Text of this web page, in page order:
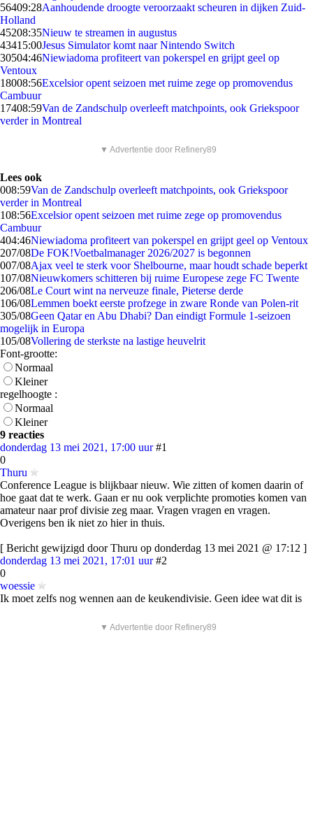
56409:28Aanhoudende droogte veroorzaakt scheuren in dijken Zuid-
Holland
45208:35Nieuw te streamen in augustus
43415:00Jesus Simulator komt naar Nintendo Switch
30504:46Niewiadoma profiteert van pokerspel en grijpt geel op
Ventoux
18008:56Excelsior opent seizoen met ruime zege op promovendus
Cambuur
17408:59Van de Zandschulp overleeft matchpoints, ook Griekspoor
verder in Montreal
▼ Advertentie door Refinery89
Lees ook
008:59Van de Zandschulp overleeft matchpoints, ook Griekspoor
verder in Montreal
108:56Excelsior opent seizoen met ruime zege op promovendus
Cambuur
404:46Niewiadoma profiteert van pokerspel en grijpt geel op Ventoux
207/08De FOK!Voetbalmanager 2026/2027 is begonnen
007/08Ajax veel te sterk voor Shelbourne, maar houdt schade beperkt
107/08Nieuwkomers schitteren bij ruime Europese zege FC Twente
206/08Le Court wint na nerveuze finale, Pieterse derde
106/08Lemmen boekt eerste profzege in zware Ronde van Polen-rit
305/08Geen Qatar en Abu Dhabi? Dan eindigt Formule 1-seizoen
mogelijk in Europa
105/08Vollering de sterkste na lastige heuvelrit
Font-grootte:
Normaal
Kleiner
regelhoogte :
Normaal
Kleiner
9 reacties
donderdag 13 mei 2021, 17:00 uur #1
0
Thuru
Conference League is blijkbaar nieuw. Wie zitten of komen daarin of
hoe gaat dat te werk. Gaan er nu ook verplichte promoties komen van
amateur naar prof divisie zeg maar. Vragen vragen en vragen.
Overigens ben ik niet zo hier in thuis.
[ Bericht gewijzigd door Thuru op donderdag 13 mei 2021 @ 17:12 ]
donderdag 13 mei 2021, 17:01 uur #2
0
woessie
Ik moet zelfs nog wennen aan de keukendivisie. Geen idee wat dit is
▼ Advertentie door Refinery89